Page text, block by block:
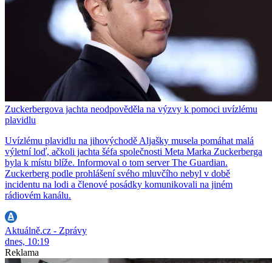
Zuckerbergova jachta neodpověděla na výzvy k pomoci uvízlému
plavidlu
Uvízlému plavidlu na jihovýchodě Aljašky musela pomáhat malá
výletní loď, ačkoli jachta šéfa společnosti Meta Marka Zuckerberga
byla k místu blíže. Informoval o tom server The Guardian.
Zuckerberg podle prohlášení svého mluvčího nebyl v době
incidentu na lodi a členové posádky komunikovali na jiném
rádiovém kanálu.
Aktuálně.cz - Zprávy
dnes, 10:19
Reklama